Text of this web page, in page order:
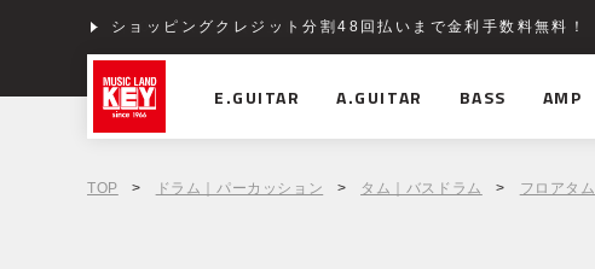
ショッピングクレジット分割48回払いまで金利手数料無料！
E.GUITAR A.GUITAR BASS AMP
TOP > ドラム｜パーカッション > タム｜バスドラム > フロアタム